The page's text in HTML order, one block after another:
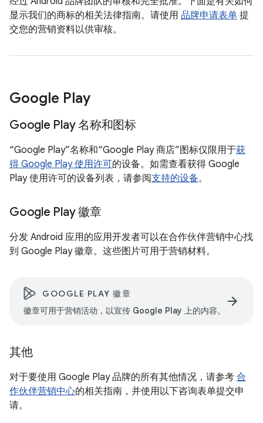
显示我们的商标的相关法律指南。请使用 品牌申请表单 提
交您的营销资料以供审核。
Google Play
Google Play 名称和图标
“Google Play”名称和“Google Play 商店”图标仅限用于获
得 Google Play 使用许可的设备。如需查看获得 Google
Play 使用许可的设备列表，请参阅支持的设备。
Google Play 徽章
分发 Android 应用的应用开发者可以在合作伙伴营销中心找
到 Google Play 徽章。这些图片可用于营销材料。
GOOGLE PLAY 徽章
徽章可用于营销活动，以宣传 Google Play 上的内容。
arrow_forward
其他
对于要使用 Google Play 品牌的所有其他情况，请参考 合
作伙伴营销中心的相关指南，并使用以下咨询表单提交申
请。